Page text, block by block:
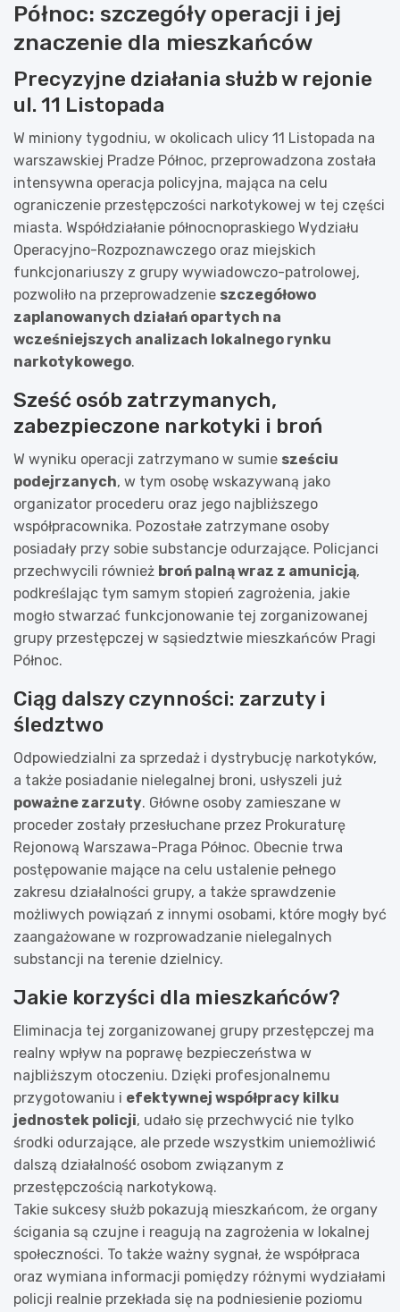
Północ: szczegóły operacji i jej
znaczenie dla mieszkańców
Precyzyjne działania służb w rejonie
ul. 11 Listopada
W miniony tygodniu, w okolicach ulicy 11 Listopada na
warszawskiej Pradze Północ, przeprowadzona została
intensywna operacja policyjna, mająca na celu
ograniczenie przestępczości narkotykowej w tej części
miasta. Współdziałanie północnopraskiego Wydziału
Operacyjno-Rozpoznawczego oraz miejskich
funkcjonariuszy z grupy wywiadowczo-patrolowej,
pozwoliło na przeprowadzenie szczegółowo
zaplanowanych działań opartych na
wcześniejszych analizach lokalnego rynku
narkotykowego.
Sześć osób zatrzymanych,
zabezpieczone narkotyki i broń
W wyniku operacji zatrzymano w sumie sześciu
podejrzanych, w tym osobę wskazywaną jako
organizator procederu oraz jego najbliższego
współpracownika. Pozostałe zatrzymane osoby
posiadały przy sobie substancje odurzające. Policjanci
przechwycili również broń palną wraz z amunicją,
podkreślając tym samym stopień zagrożenia, jakie
mogło stwarzać funkcjonowanie tej zorganizowanej
grupy przestępczej w sąsiedztwie mieszkańców Pragi
Północ.
Ciąg dalszy czynności: zarzuty i
śledztwo
Odpowiedzialni za sprzedaż i dystrybucję narkotyków,
a także posiadanie nielegalnej broni, usłyszeli już
poważne zarzuty. Główne osoby zamieszane w
proceder zostały przesłuchane przez Prokuraturę
Rejonową Warszawa-Praga Północ. Obecnie trwa
postępowanie mające na celu ustalenie pełnego
zakresu działalności grupy, a także sprawdzenie
możliwych powiązań z innymi osobami, które mogły być
zaangażowane w rozprowadzanie nielegalnych
substancji na terenie dzielnicy.
Jakie korzyści dla mieszkańców?
Eliminacja tej zorganizowanej grupy przestępczej ma
realny wpływ na poprawę bezpieczeństwa w
najbliższym otoczeniu. Dzięki profesjonalnemu
przygotowaniu i efektywnej współpracy kilku
jednostek policji, udało się przechwycić nie tylko
środki odurzające, ale przede wszystkim uniemożliwić
dalszą działalność osobom związanym z
przestępczością narkotykową.
Takie sukcesy służb pokazują mieszkańcom, że organy
ścigania są czujne i reagują na zagrożenia w lokalnej
społeczności. To także ważny sygnał, że współpraca
oraz wymiana informacji pomiędzy różnymi wydziałami
policji realnie przekłada się na podniesienie poziomu